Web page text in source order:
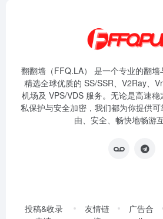
翻翻墙（FFQ.LA） 是一个专业的翻墙
精选全球优质的 SS/SSR、V2Ray、
机场及 VPS/VDS 服务。无论是高速
私保护与安全加密，我们都为你提供
由、安全、畅快地畅游
投稿&收录
友情链
广告合